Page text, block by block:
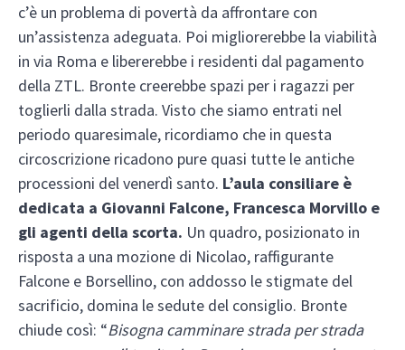
c’è un problema di povertà da affrontare con
un’assistenza adeguata. Poi migliorerebbe la viabilità
in via Roma e libererebbe i residenti dal pagamento
della ZTL. Bronte creerebbe spazi per i ragazzi per
toglierli dalla strada. Visto che siamo entrati nel
periodo quaresimale, ricordiamo che in questa
circoscrizione ricadono pure quasi tutte le antiche
processioni del venerdì santo. L’aula consiliare è
dedicata a Giovanni Falcone, Francesca Morvillo e
gli agenti della scorta. Un quadro, posizionato in
risposta a una mozione di Nicolao, raffigurante
Falcone e Borsellino, con addosso le stigmate del
sacrificio, domina le sedute del consiglio. Bronte
chiude così: “Bisogna camminare strada per strada